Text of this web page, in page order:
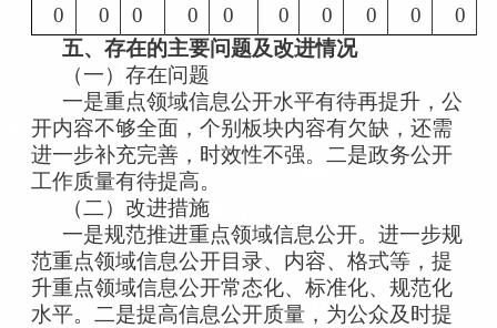
0 0 0 0 0 0 0 0 0
0
五、存在的主要问题及改进情况
（一）存在问题
一是重点领域信息公开水平有待再提升，公
开内容不够全面，个别板块内容有欠缺，还需
进一步补充完善，时效性不强。二是政务公开
工作质量有待提高。
（二）改进措施
一是规范推进重点领域信息公开。进一步规
范重点领域信息公开目录、内容、格式等，提
升重点领域信息公开常态化、标准化、规范化
水平。二是提高信息公开质量，为公众及时提